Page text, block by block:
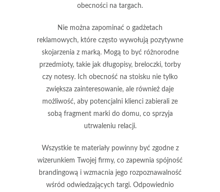
obecności na targach.
Nie można zapominać o gadżetach
reklamowych, które często wywołują pozytywne
skojarzenia z marką. Mogą to być różnorodne
przedmioty, takie jak długopisy, breloczki, torby
czy notesy. Ich obecność na stoisku nie tylko
zwiększa zainteresowanie, ale również daje
możliwość, aby potencjalni klienci zabierali ze
sobą fragment marki do domu, co sprzyja
utrwaleniu relacji.
Wszystkie te materiały powinny być zgodne z
wizerunkiem Twojej firmy, co zapewnia spójność
brandingową i wzmacnia jego rozpoznawalność
wśród odwiedzających targi. Odpowiednio